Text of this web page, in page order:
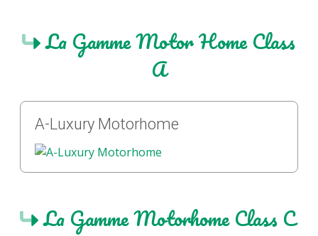
La Gamme Motor Home Class
A
A-Luxury Motorhome
La Gamme Motorhome Class C